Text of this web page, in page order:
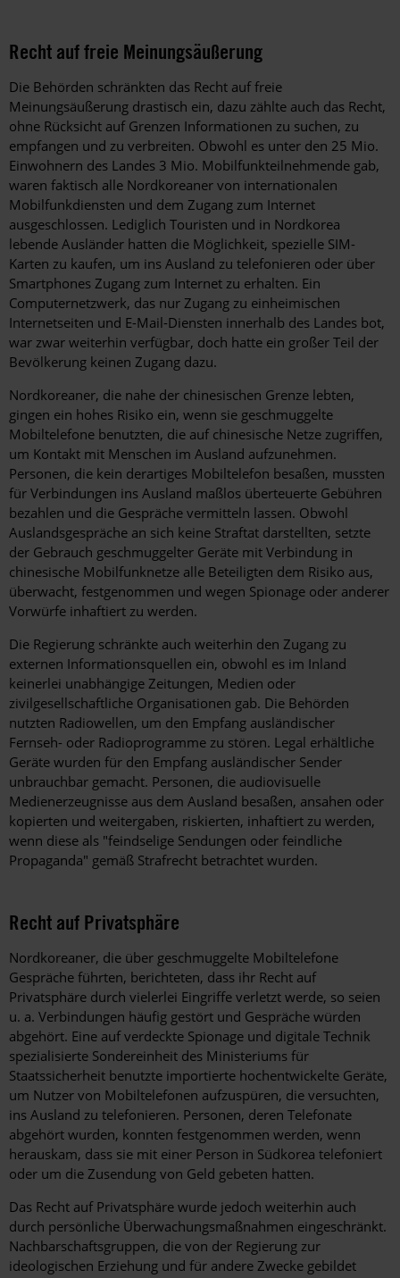
Recht auf freie Meinungsäußerung
Die Behörden schränkten das Recht auf freie
Meinungsäußerung drastisch ein, dazu zählte auch das Recht,
ohne Rücksicht auf Grenzen Informationen zu suchen, zu
empfangen und zu verbreiten. Obwohl es unter den 25 Mio.
Einwohnern des Landes 3 Mio. Mobilfunkteilnehmende gab,
waren faktisch alle Nordkoreaner von internationalen
Mobilfunkdiensten und dem Zugang zum Internet
ausgeschlossen. Lediglich Touristen und in Nordkorea
lebende Ausländer hatten die Möglichkeit, spezielle SIM-
Karten zu kaufen, um ins Ausland zu telefonieren oder über
Smartphones Zugang zum Internet zu erhalten. Ein
Computernetzwerk, das nur Zugang zu einheimischen
Internetseiten und E-Mail-Diensten innerhalb des Landes bot,
war zwar weiterhin verfügbar, doch hatte ein großer Teil der
Bevölkerung keinen Zugang dazu.
Nordkoreaner, die nahe der chinesischen Grenze lebten,
gingen ein hohes Risiko ein, wenn sie geschmuggelte
Mobiltelefone benutzten, die auf chinesische Netze zugriffen,
um Kontakt mit Menschen im Ausland aufzunehmen.
Personen, die kein derartiges Mobiltelefon besaßen, mussten
für Verbindungen ins Ausland maßlos überteuerte Gebühren
bezahlen und die Gespräche vermitteln lassen. Obwohl
Auslandsgespräche an sich keine Straftat darstellten, setzte
der Gebrauch geschmuggelter Geräte mit Verbindung in
chinesische Mobilfunknetze alle Beteiligten dem Risiko aus,
überwacht, festgenommen und wegen Spionage oder anderer
Vorwürfe inhaftiert zu werden.
Die Regierung schränkte auch weiterhin den Zugang zu
externen Informationsquellen ein, obwohl es im Inland
keinerlei unabhängige Zeitungen, Medien oder
zivilgesellschaftliche Organisationen gab. Die Behörden
nutzten Radiowellen, um den Empfang ausländischer
Fernseh- oder Radioprogramme zu stören. Legal erhältliche
Geräte wurden für den Empfang ausländischer Sender
unbrauchbar gemacht. Personen, die audiovisuelle
Medienerzeugnisse aus dem Ausland besaßen, ansahen oder
kopierten und weitergaben, riskierten, inhaftiert zu werden,
wenn diese als "feindselige Sendungen oder feindliche
Propaganda" gemäß Strafrecht betrachtet wurden.
Recht auf Privatsphäre
Nordkoreaner, die über geschmuggelte Mobiltelefone
Gespräche führten, berichteten, dass ihr Recht auf
Privatsphäre durch vielerlei Eingriffe verletzt werde, so seien
u. a. Verbindungen häufig gestört und Gespräche würden
abgehört. Eine auf verdeckte Spionage und digitale Technik
spezialisierte Sondereinheit des Ministeriums für
Staatssicherheit benutzte importierte hochentwickelte Geräte,
um Nutzer von Mobiltelefonen aufzuspüren, die versuchten,
ins Ausland zu telefonieren. Personen, deren Telefonate
abgehört wurden, konnten festgenommen werden, wenn
herauskam, dass sie mit einer Person in Südkorea telefoniert
oder um die Zusendung von Geld gebeten hatten.
Das Recht auf Privatsphäre wurde jedoch weiterhin auch
durch persönliche Überwachungsmaßnahmen eingeschränkt.
Nachbarschaftsgruppen, die von der Regierung zur
ideologischen Erziehung und für andere Zwecke gebildet